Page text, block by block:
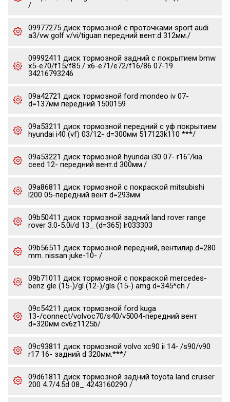
/
09977275 диск тормозной c проточками sport audi
a3/vw golf v/vi/tiguan передний вент.d 312мм./
09992411 диск тормозной задний с покрытием bmw
x5-e70/f15/f85 / x6-e71/e72/f16/86 07-19
34216793246
09a42721 диск тормозной ford mondeo iv 07-
d=137мм передний 1500159
09a53211 диск тормозной передний с уф покрытием
hyundai i40 (vf) 03/12- d=300мм 517123k110 ***/
09a53221 диск тормозной hyundai i30 07- r16"/kia
ceed 12- передний вент.d 300мм./
09a86811 диск тормозной с покраской mitsubishi
l200 05-передний вент d=293мм
09b50411 диск тормозной задний land rover range
rover 3.0-5.0i/d 13_ (d=365) lr033303
09b56511 диск тормозной передний, вентилир.d=280
mm. nissan juke-10- /
09b71011 диск тормозной с покраской mercedes-
benz gle (15-)/gl (12-)/gls (15-) amg d=345*ch /
09c54211 диск тормозной ford kuga
13-/connect/volvoc70/s40/v5004-передний вент
d=320мм cv6z1125b/
09c93811 диск тормозной volvo xc90 ii 14- /s90/v90
r17 16- задний d 320мм.***/
09d61811 диск тормозной задний toyota land cruiser
200 4.7/4.5d 08_ 4243160290 /